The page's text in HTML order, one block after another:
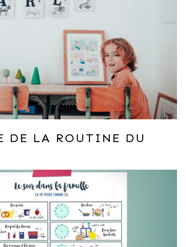
DE LA ROUTINE DU